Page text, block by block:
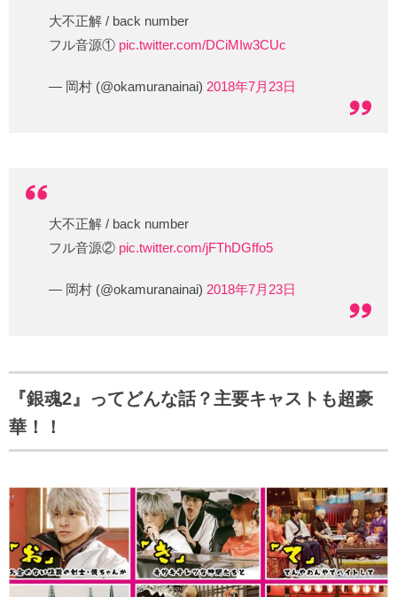
大不正解 / back number
フル音源① pic.twitter.com/DCiMIw3CUc
— 岡村 (@okamuranainai) 2018年7月23日
大不正解 / back number
フル音源② pic.twitter.com/jFThDGffo5
— 岡村 (@okamuranainai) 2018年7月23日
『銀魂2』ってどんな話？主要キャストも超豪
華！！